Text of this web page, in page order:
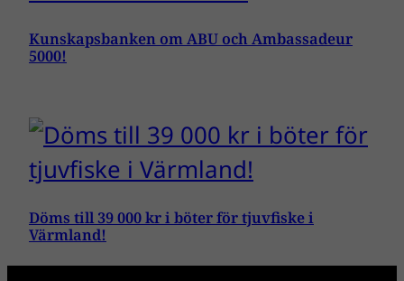
Kunskapsbanken om ABU och Ambassadeur
5000!
Döms till 39 000 kr i böter för tjuvfiske i
Värmland!